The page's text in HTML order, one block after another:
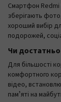
Смартфон Redmi
зберігають
хороший вибір
подорожей,
Чи
Для більшості
комфортного
відео,
памʼяті на